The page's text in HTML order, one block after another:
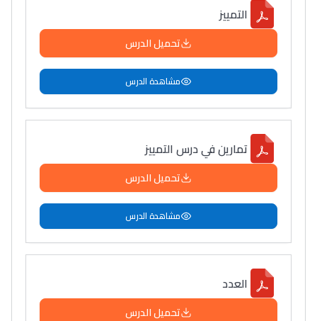
التمييز
تحميل الدرس
مشاهدة الدرس
تمارين في درس التمييز
تحميل الدرس
مشاهدة الدرس
العدد
تحميل الدرس